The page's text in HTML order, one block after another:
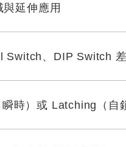
延伸應用
、DIP Switch 差
時）或 Latching（自